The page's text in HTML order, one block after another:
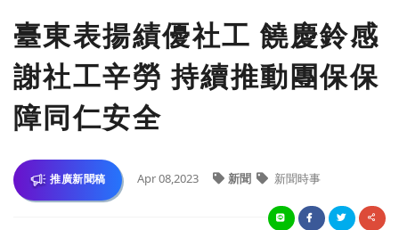
臺東表揚績優社工 饒慶鈴感
謝社工辛勞 持續推動團保保
障同仁安全
推廣新聞稿 Apr 08,2023 新聞 新聞時事